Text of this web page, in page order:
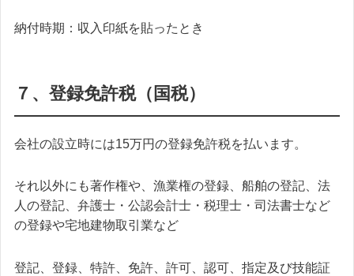
納付時期：収入印紙を貼ったとき
７、登録免許税（国税）
会社の設立時には15万円の登録免許税を払います。
それ以外にも著作権や、漁業権の登録、船舶の登記、法
人の登記、弁護士・公認会計士・税理士・司法書士など
の登録や宅地建物取引業など
登記、登録、特許、免許、許可、認可、指定及び技能証